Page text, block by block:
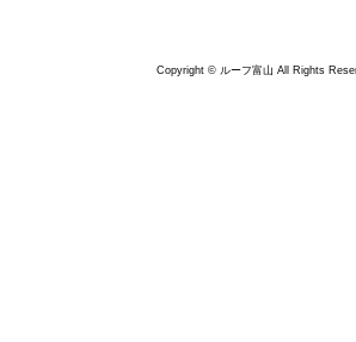
Copyright © ルーフ富山 All Rights